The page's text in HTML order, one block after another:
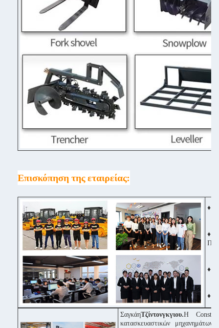
Επισκόπηση της εταιρείας:
♦
♦
♦
♦
ΣαγκάηΤζίντονγκγιου.Η
κατασκευαστικών